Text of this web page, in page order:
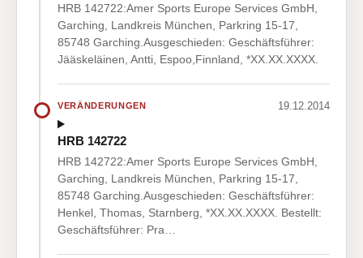
HRB 142722:Amer Sports Europe Services GmbH,
Garching, Landkreis München, Parkring 15-17,
85748 Garching.Ausgeschieden: Geschäftsführer:
Jääskeläinen, Antti, Espoo,Finnland, *XX.XX.XXXX.
VERÄNDERUNGEN 19.12.2014
HRB 142722
HRB 142722:Amer Sports Europe Services GmbH,
Garching, Landkreis München, Parkring 15-17,
85748 Garching.Ausgeschieden: Geschäftsführer:
Henkel, Thomas, Starnberg, *XX.XX.XXXX. Bestellt:
Geschäftsführer: Pra…